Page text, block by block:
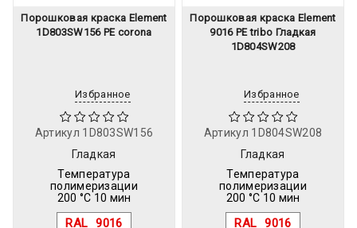
Порошковая краска Element
1D803SW156 PE corona
Избранное
Артикул 1D803SW156
Гладкая
Температура
полимеризации
200 °C 10 мин
RAL 9016
Порошковая краска Element
9016 PE tribo Гладкая
1D804SW208
Избранное
Артикул 1D804SW208
Гладкая
Температура
полимеризации
200 °C 10 мин
RAL 9016